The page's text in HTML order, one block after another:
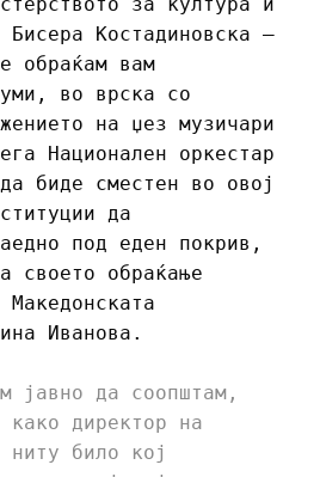
за култура и
Бисера Костадиновска –
обраќам вам
во врска со
на џез музичари
Национален оркестар
биде сместен во овој
да
под еден покрив,
своето обраќање
Иванова.
јавно да соопштам,
како директор на
ниту било кој